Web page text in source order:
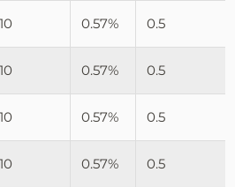
10 0.57% 0.5
10 0.57% 0.5
10 0.57% 0.5
10 0.57% 0.5